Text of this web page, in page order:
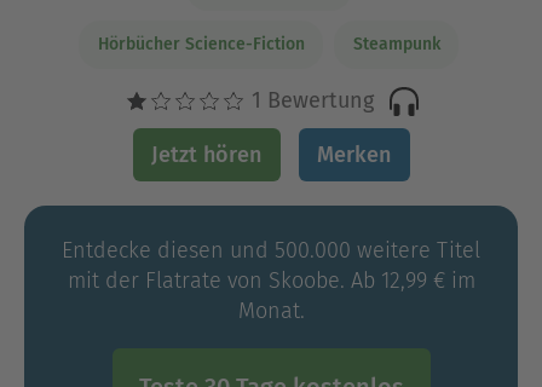
Hörbücher Science-Fiction Steampunk
1 Bewertung
Jetzt hören Merken
Entdecke diesen und 500.000 weitere Titel
mit der Flatrate von Skoobe. Ab 12,99 € im
Monat.